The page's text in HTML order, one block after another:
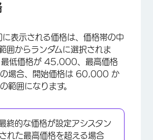
に表示される価格は、価格帯の中
囲からランダムに選択されま
最低価格が 45,000、最高価格
場合、開始価格は 60,000 か
囲になります。
終的な価格が設定アシスタン
れた最高価格を超える場合